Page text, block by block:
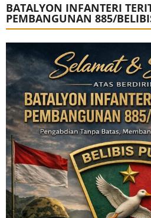
BATALYON INFANTERI
PEMBANGUNAN 885/